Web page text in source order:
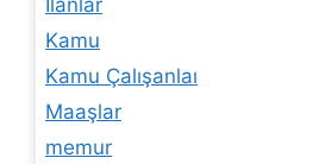
Kamu
Kamu Çalışanlaı
Maaşlar
memur